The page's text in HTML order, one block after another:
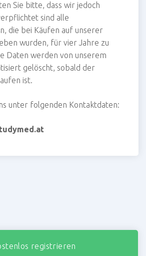
Sie bitte, dass wir jedoch
sind alle
die bei Käufen auf unserer
wurden, für vier Jahre zu
Daten werden von unserem
gelöscht, sobald der
ist.
unter folgenden Kontaktdaten:
registrieren